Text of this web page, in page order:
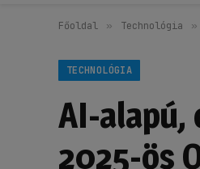
Főoldal » Technológia »
TECHNOLÓGIA
AI-alapú,
2025-ös